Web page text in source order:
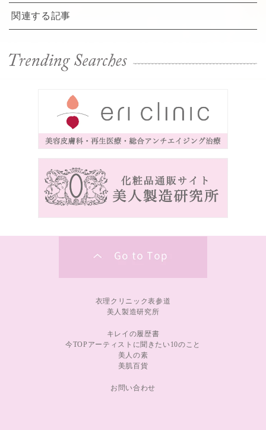
関連する記事
衣理クリニック表参道
美人製造研究所
キレイの履歴書
今TOPアーティストに聞きたい10のこと
美人の素
美肌百貨
お問い合わせ